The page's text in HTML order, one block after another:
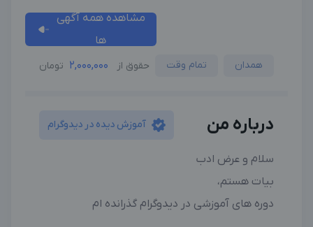
مشاهده همه آگهی
ها
همدان تمام وقت حقوق از 2,000,000 تومان
درباره من آموزش دیده در دیدوگرام
سلام و عرض ادب
بیات هستم،
دوره های آموزشی در دیدوگرام گذرانده ام